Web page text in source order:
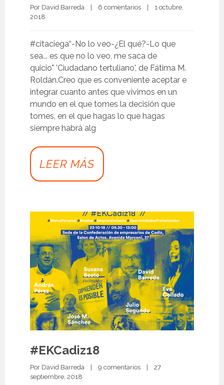
Por David Barreda 6 comentarios
1 octubre,
2018
#citaciega“-No lo veo-¿El qué?-Lo que
sea... es que no lo veo, me saca de
quicio" 'Ciudadano tertuliano', de Fátima M.
Roldán.Creo que es conveniente aceptar e
integrar cuanto antes que vivimos en un
mundo en el que tomes la decisión que
tomes, en el que hagas lo que hagas
siempre habrá alg
LEER MÁS
#EKCadiz18
Por David Barreda 9 comentarios
27
septiembre, 2018